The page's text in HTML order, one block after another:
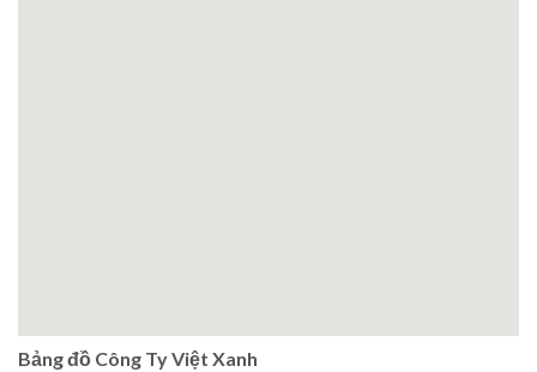
Bảng đồ Công Ty Việt Xanh